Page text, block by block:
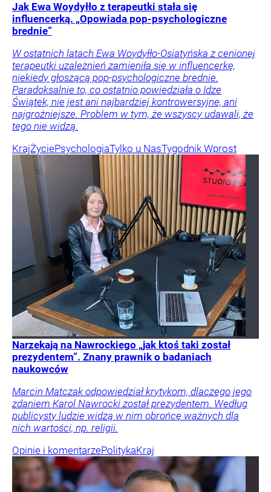
Jak Ewa Woydyłło z terapeutki stała się
influencerką. „Opowiada pop-psychologiczne
brednie”
W ostatnich latach Ewa Woydyłło-Osiatyńska z cenionej
terapeutki uzależnień zamieniła się w influencerkę,
niekiedy głoszącą pop-psychologiczne brednie.
Paradoksalnie to, co ostatnio powiedziała o Idze
Świątek, nie jest ani najbardziej kontrowersyjne, ani
najgroźniejsze. Problem w tym, że wszyscy udawali, że
tego nie widzą.
KrajŻyciePsychologiaTylko u NasTygodnik Wprost
Narzekają na Nawrockiego „jak ktoś taki został
prezydentem”. Znany prawnik o badaniach
naukowców
Marcin Matczak odpowiedział krytykom, dlaczego jego
zdaniem Karol Nawrocki został prezydentem. Według
publicysty ludzie widzą w nim obrońcę ważnych dla
nich wartości, np. religii.
Opinie i komentarzePolitykaKraj